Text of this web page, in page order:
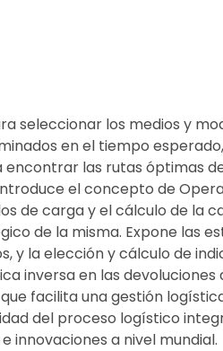
seleccionar los medios y
en el tiempo
las rutas óptimas
el concepto de
de carga y el cálculo de la
de la misma. Expone las
y la elección y cálculo de
inversa en las
facilita una gestión
del proceso logístico
innovaciones a nivel mundial.